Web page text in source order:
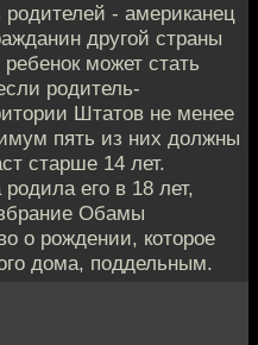
- американец
другой страны
может стать
родитель-
Штатов не менее
пять из них должны
старше 14 лет.
его в 18 лет,
Обамы
о рождении, которое
дома, поддельным.